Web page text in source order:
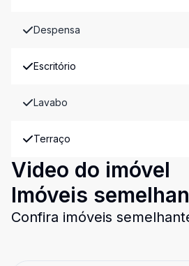
Despensa
Escritório
Lavabo
Terraço
Video do imóvel
Imóveis
Confira imóveis